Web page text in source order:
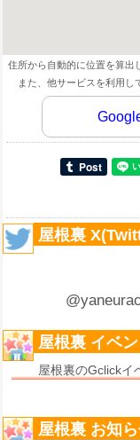
住所から自動的に位置を算出
また、他サービスを利用し
屋根裏
屋根裏 イベ
屋根裏のGclickイ
屋根裏 お知